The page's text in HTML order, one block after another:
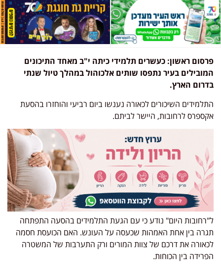
פרסום ראשון: כעשרים תלמידי כיתה י"ב מאחד התיכונים
המובילים בעיר נתפסו שותים אלכוהול במהלך טיול שנתי
בדרום הארץ.
התלמידים השיכורים לכאורה נענשו ביום רביעי והוחזרו בהסעת
אקספרס לרחובות, היישר לביתם.
ל"רחובות היום" נודע כי עם הגעת התלמידים בהסעה התפתחה
תגרה בין אחת האמהות שכעסה על העונש. האם הכועסת חסמה
לכאורה את דרכם של צוות המורים ורק התערבות של המשטרה
הפרידה בין הכוחות.